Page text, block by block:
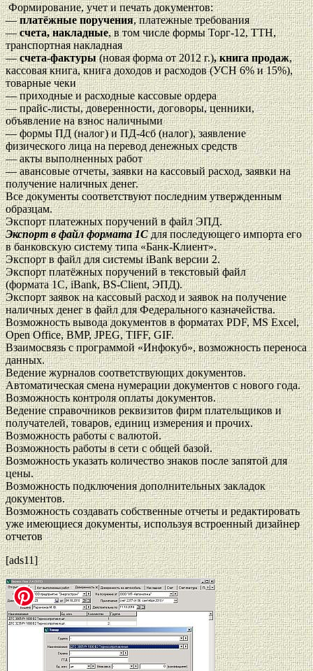
Формирование, учет и печать документов:
—платёжные поручения, платежные требования
—счета, накладные, в том числе формы Торг-12, ТТН,
транспортная накладная
—счета-фактуры(новая форма от 2012 г.), книга продаж,
кассовая книга, книга доходов и расходов (УСН 6% и 15%),
товарные чеки
— приходные и расходные кассовые ордера
— прайс-листы, доверенности, договоры, ценники,
объявление на взнос наличными
— формы ПД (налог) и ПД-4сб (налог), заявление
физического лица на перевод денежных средств
— акты выполненных работ
— авансовые отчеты, заявки на кассовый расход, заявки на
получение наличных денег.
Все документы соответствуют последним утвержденным
образцам.
Экспорт платежных поручений в файл ЭПД.
Экспорт в файл формата 1Cдля последующего импорта его
в банковскую систему типа «Банк-Клиент».
Экспорт в файл для системы iBank версии 2.
Экспорт платёжных поручений в текстовый файл
(формата 1С, iBank, BS-Client, ЭПД).
Экспорт заявок на кассовый расход и заявок на получение
наличных денег в файл для Федерального казначейства.
Возможность вывода документов в форматах PDF, MS Excel,
Open Office, BMP, JPEG, TIFF, GIF.
Взаимосвязь с программой «Инфокуб», возможность переноса
данных.
Ведение журналов соответствующих документов.
Автоматическая смена нумерации документов с нового года.
Возможность контроля оплаты документов.
Ведение справочников реквизитов фирм плательщиков и
получателей, товаров, единиц измерения и прочих.
Возможность работы с валютой.
Возможность работы в сети с общей базой.
Возможность указать количество знаков после запятой для
цены.
Возможность подключения дополнительных закладок
документов.
Возможность создавать собственные отчеты и редактировать
уже имеющиеся документы, используя встроенный дизайнер
отчетов
[ads11]